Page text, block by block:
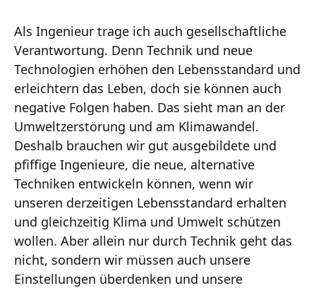
Als Ingenieur trage ich auch gesellschaftliche
Verantwortung. Denn Technik und neue
Technologien erhöhen den Lebensstandard und
erleichtern das Leben, doch sie können auch
negative Folgen haben. Das sieht man an der
Umweltzerstörung und am Klimawandel.
Deshalb brauchen wir gut ausgebildete und
pfiffige Ingenieure, die neue, alternative
Techniken entwickeln können, wenn wir
unseren derzeitigen Lebensstandard erhalten
und gleichzeitig Klima und Umwelt schützen
wollen. Aber allein nur durch Technik geht das
nicht, sondern wir müssen auch unsere
Einstellungen überdenken und unsere